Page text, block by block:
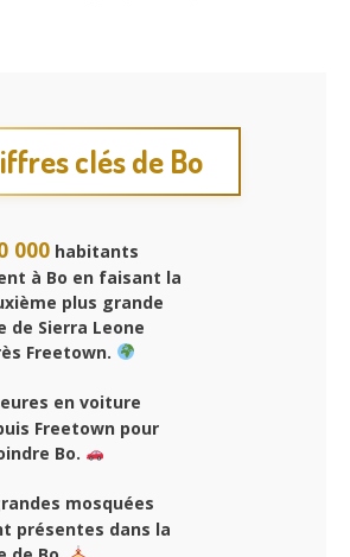
clés de Bo
000 habitants
à Bo en faisant la
plus grande
de Sierra Leone
Freetown.
en voiture
Freetown pour
Bo.
mosquées
présentes dans la